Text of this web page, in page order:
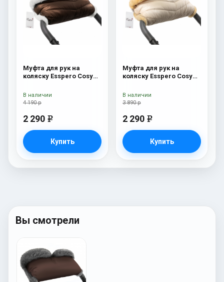
Муфта для рук на
коляску Esspero Cosy
4 190 р
2 290 e
Купить
В наличии
Муфта для рук на
коляску Esspero Cosy
3 890 р
2 290 e
Купить
В наличии
Вы смотрели